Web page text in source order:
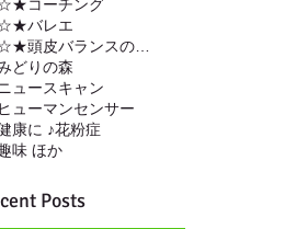
コーチング
バレエ
どりの森
ュースキャン
ヒューマンセンサー
康に ♪花粉症
味 ほか
Posts